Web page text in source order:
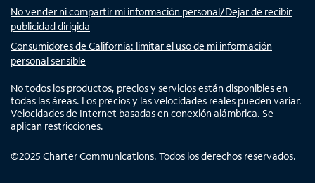
No vender ni compartir mi información personal/Dejar de recibir
publicidad dirigida
Consumidores de California: limitar el uso de mi información
personal sensible
No todos los productos, precios y servicios están disponibles en
todas las áreas. Los precios y las velocidades reales pueden variar.
Velocidades de Internet basadas en conexión alámbrica. Se
aplican restricciones.
©2025 Charter Communications. Todos los derechos reservados.